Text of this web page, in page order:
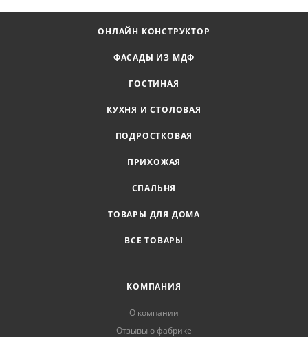
ОНЛАЙН КОНСТРУКТОР
ФАСАДЫ ИЗ МДФ
ГОСТИНАЯ
КУХНЯ И СТОЛОВАЯ
ПОДРОСТКОВАЯ
ПРИХОЖАЯ
СПАЛЬНЯ
ТОВАРЫ ДЛЯ ДОМА
ВСЕ ТОВАРЫ
КОМПАНИЯ
О компании
Отзывы о фабрике